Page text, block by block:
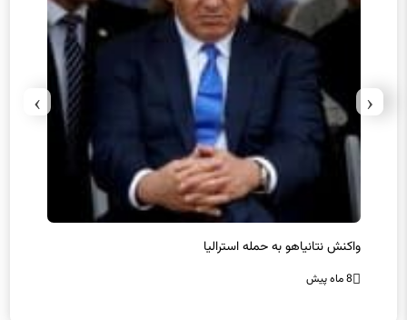
واکنش نتانیاهو به حمله استرالیا
8 ماه پیش
‹
›